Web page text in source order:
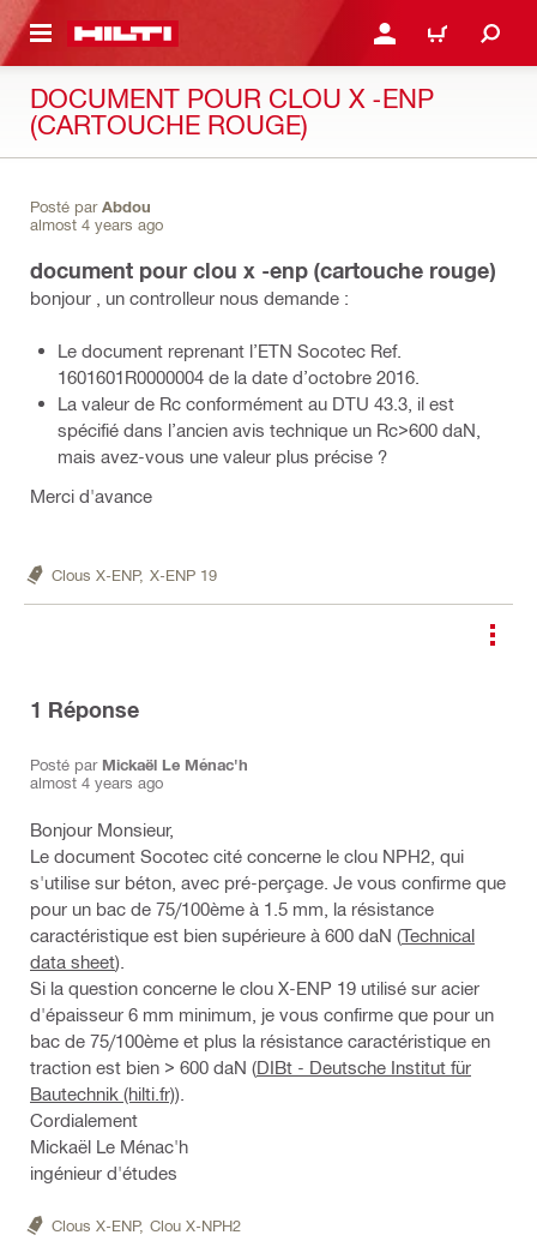
SE CONNECTER OU
PANIER
DOCUMENT POUR CLOU X -ENP
(CARTOUCHE ROUGE)
Posté par Abdou
almost 4 years ago
document pour clou x -enp (cartouche rouge)
bonjour , un controlleur nous demande :
Le document reprenant l’ETN Socotec Ref.
1601601R0000004 de la date d’octobre 2016.
La valeur de Rc conformément au DTU 43.3, il est
spécifié dans l’ancien avis technique un Rc>600 daN,
mais avez-vous une valeur plus précise ?
Merci d'avance
Clous X-ENP, X-ENP 19
1 Réponse
Posté par Mickaël Le Ménac'h
almost 4 years ago
Bonjour Monsieur,
Le document Socotec cité concerne le clou NPH2, qui
s'utilise sur béton, avec pré-perçage. Je vous confirme que
pour un bac de 75/100ème à 1.5 mm, la résistance
caractéristique est bien supérieure à 600 daN (Technical
data sheet).
Si la question concerne le clou X-ENP 19 utilisé sur acier
d'épaisseur 6 mm minimum, je vous confirme que pour un
bac de 75/100ème et plus la résistance caractéristique en
traction est bien > 600 daN (DIBt - Deutsche Institut für
Bautechnik (hilti.fr)).
Cordialement
Mickaël Le Ménac'h
ingénieur d'études
Clous X-ENP, Clou X-NPH2